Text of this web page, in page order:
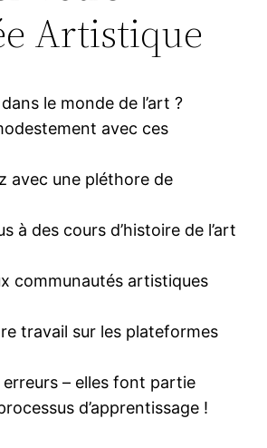
Artistique
le monde de l’art ?
avec ces
avec une pléthore de
à des cours d’histoire de l’art
communautés artistiques
travail sur les plateformes
– elles font partie
d’apprentissage !